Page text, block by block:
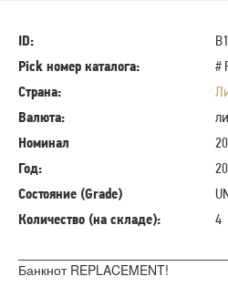
ID:
Pick номер каталога:
#
Страна:
Валюта:
Номинал
20
Год:
Состояние (Grade)
Количество (на складе):
4
Банкнот REPLACEMENT!